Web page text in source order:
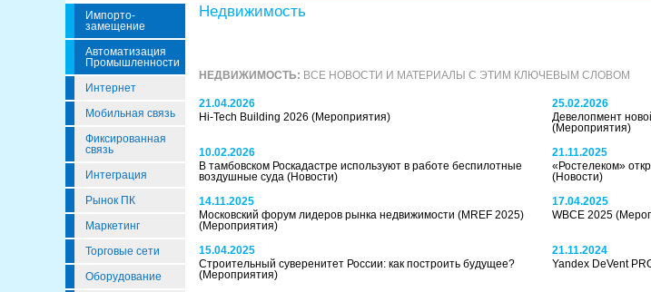
Импорто­
Замещение
Автоматизация
Промышленности
Интернет
Мобильная связь
Фиксированная
связь
Интеграция
Рынок ПК
Маркетинг
Торговые сети
Оборудование
Недвижимость
НЕДВИЖИМОСТЬ: ВСЕ НОВОСТИ И МАТЕРИАЛЫ С ЭТИМ КЛЮЧЕВЫМ СЛОВОМ
21.04.2026
Hi-Tech Building 2026 (Мероприятия)
25.02.2026
Девелопмент
(Мероприятия)
10.02.2026
В тамбовском Роскадастре используют в работе беспилотные
воздушные суда (Новости)
21.11.2025
«Ростелеком»
(Новости)
14.11.2025
Московский форум лидеров рынка недвижимости (MREF 2025)
(Мероприятия)
17.04.2025
WBCE 2025
15.04.2025
Строительный суверенитет России: как построить будущее?
(Мероприятия)
21.11.2024
Yandex DeVent